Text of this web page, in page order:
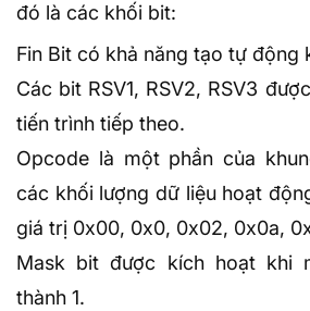
đó là các khối bit:
Fin Bit có khả năng tạo tự động
Các bit RSV1, RSV2, RSV3
tiến trình tiếp theo.
Opcode là một phần của
các khối lượng dữ liệu hoạt
giá trị 0x00, 0x0, 0x02, 0x0a,
‍Mask bit được kích hoạt khi
thành 1.